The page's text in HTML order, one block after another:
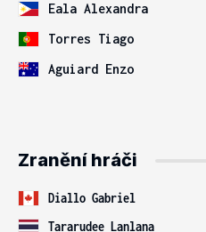
Eala Alexandra
Torres Tiago
Aguiard Enzo
Zranění hráči
Diallo Gabriel
Tararudee Lanlana